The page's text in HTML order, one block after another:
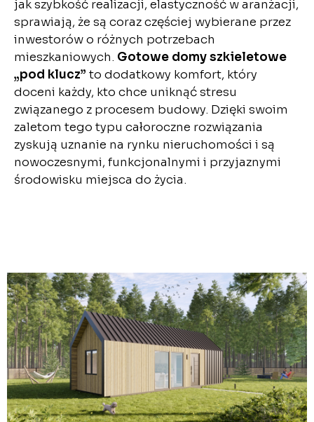
jak szybkość realizacji, elastyczność w aranżacji,
sprawiają, że są coraz częściej wybierane przez
inwestorów o różnych potrzebach
mieszkaniowych. Gotowe domy szkieletowe
„pod klucz” to dodatkowy komfort, który
doceni każdy, kto chce uniknąć stresu
związanego z procesem budowy. Dzięki swoim
zaletom tego typu całoroczne rozwiązania
zyskują uznanie na rynku nieruchomości i są
nowoczesnymi, funkcjonalnymi i przyjaznymi
środowisku miejsca do życia.